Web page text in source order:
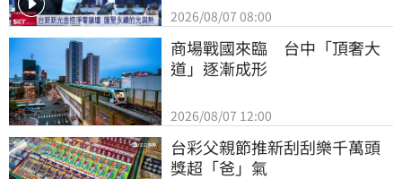
2026/08/07 08:00
商場戰國來臨　台中「頂奢大
道」逐漸成形
2026/08/07 12:00
台彩父親節推新刮刮樂千萬頭
獎超「爸」氣